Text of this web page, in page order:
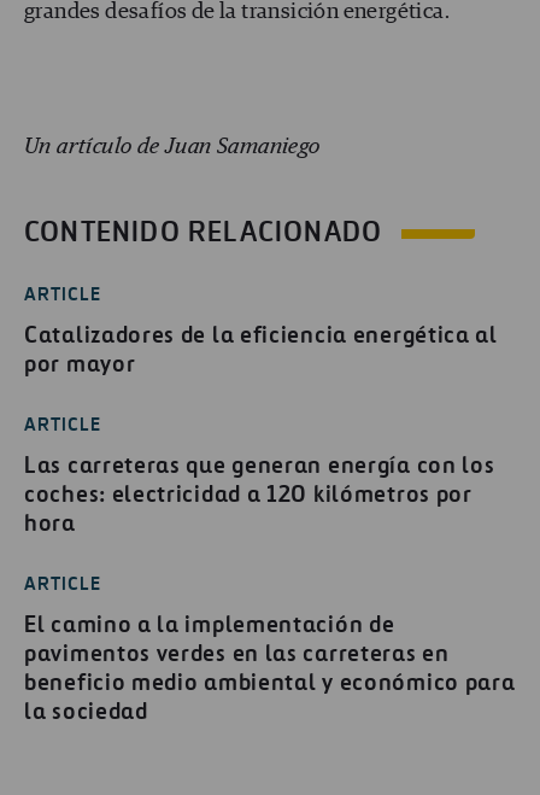
grandes desafíos de la transición energética.
Un artículo de Juan Samaniego
CONTENIDO RELACIONADO
ARTICLE
Catalizadores de la eficiencia energética al
por mayor
ARTICLE
Las carreteras que generan energía con los
coches: electricidad a 120 kilómetros por
hora
ARTICLE
El camino a la implementación de
pavimentos verdes en las carreteras en
beneficio medio ambiental y económico para
la sociedad